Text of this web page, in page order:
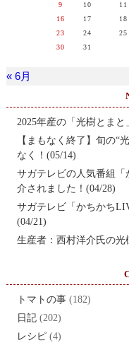
9
10 11
16
17 18
23
24 25
30
31
« 6月
2025年産の「光樹とま
【まもなく終了】旬の“
なく！(05/14)
サガテレビの人気番組
介されました！(04/28)
サガテレビ「かちかち
(04/21)
生産者：西村洋介氏の
トマトの事(182)
日記(202)
レシピ(4)